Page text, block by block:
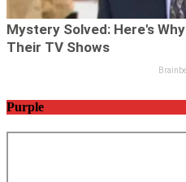
Purple